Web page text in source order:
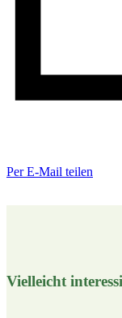
Per E-Mail teilen
Vielleicht